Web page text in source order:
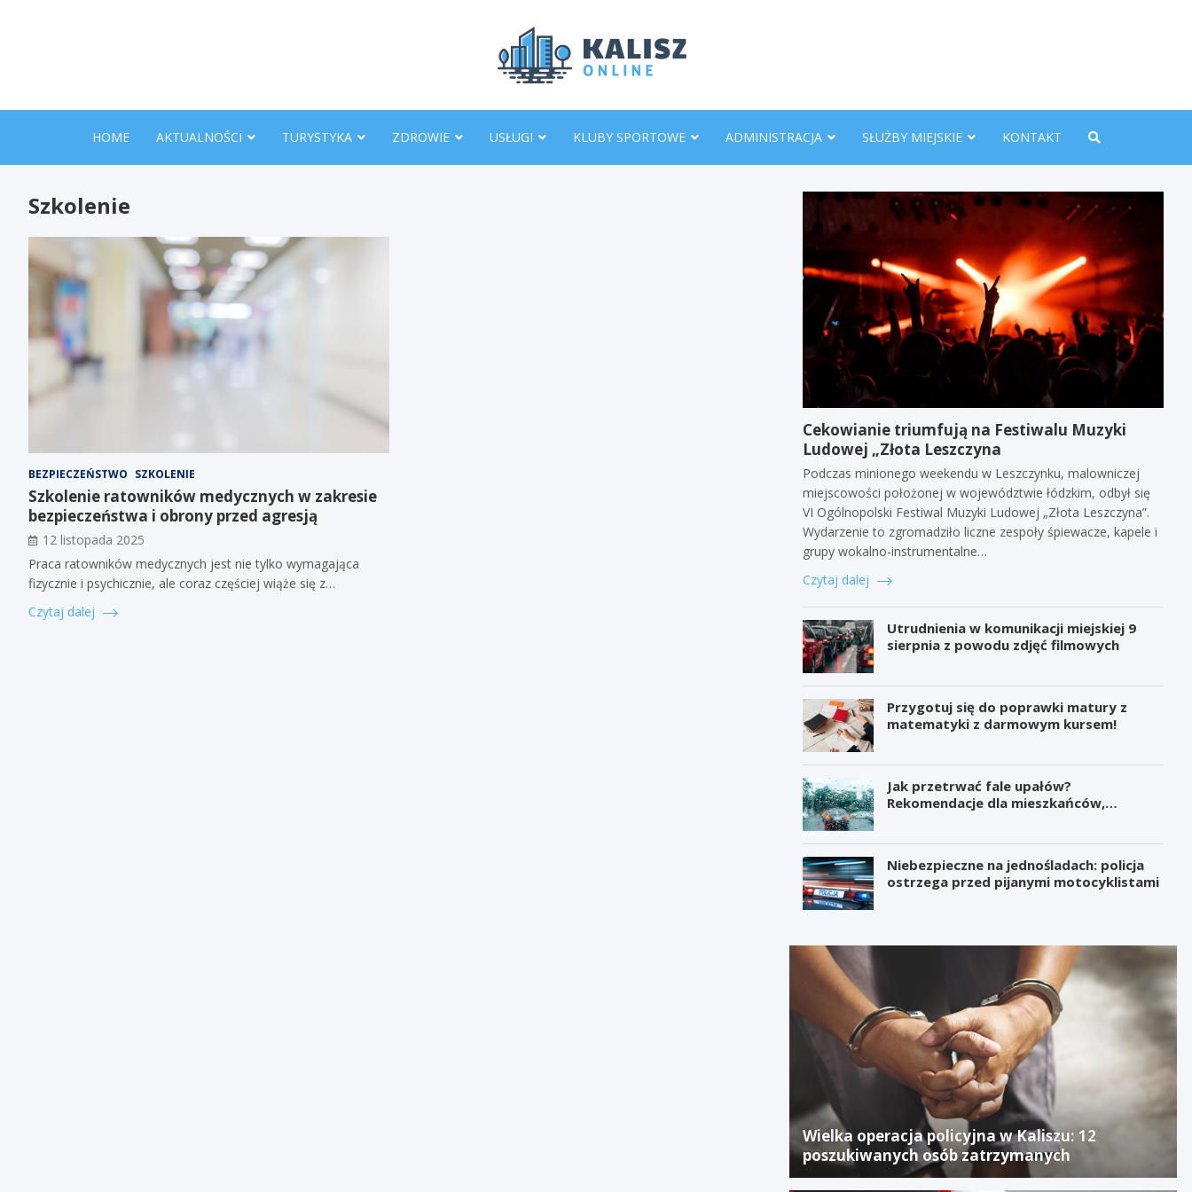
HOME AKTUALNOŚCI TURYSTYKA ZDROWIE USŁUGI KLUBY SPORTOWE ADMINISTRACJA SŁUŻBY MIEJSKIE KONTAKT
Szkolenie
BEZPIECZEŃSTWO SZKOLENIE
Szkolenie ratowników medycznych w zakresie
bezpieczeństwa i obrony przed agresją
12 listopada 2025
Praca ratowników medycznych jest nie tylko wymagająca
fizycznie i psychicznie, ale coraz częściej wiąże się z…
Czytaj dalej
Cekowianie triumfują na Festiwalu Muzyki
Ludowej „Złota Leszczyna
Podczas minionego weekendu w Leszczynku, malowniczej
miejscowości położonej w województwie łódzkim, odbył się
VI Ogólnopolski Festiwal Muzyki Ludowej „Złota Leszczyna”.
Wydarzenie to zgromadziło liczne zespoły śpiewacze, kapele i
grupy wokalno-instrumentalne…
Czytaj dalej
Utrudnienia w komunikacji miejskiej 9
sierpnia z powodu zdjęć filmowych
Przygotuj się do poprawki matury z
matematyki z darmowym kursem!
Jak przetrwać fale upałów?
Rekomendacje dla mieszkańców,
Niebezpieczne na jednośladach: policja
ostrzega przed pijanymi motocyklistami
Wielka operacja policyjna w Kaliszu: 12
poszukiwanych osób zatrzymanych